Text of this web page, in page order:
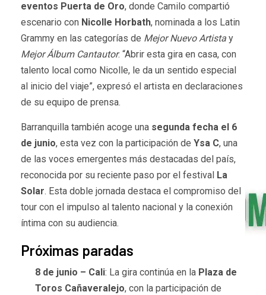
eventos Puerta de Oro, donde Camilo compartió
escenario con Nicolle Horbath, nominada a los Latin
Grammy en las categorías de Mejor Nuevo Artista y
Mejor Álbum Cantautor. “Abrir esta gira en casa, con
talento local como Nicolle, le da un sentido especial
al inicio del viaje”, expresó el artista en declaraciones
de su equipo de prensa.
Barranquilla también acoge una segunda fecha el 6
de junio, esta vez con la participación de Ysa C, una
de las voces emergentes más destacadas del país,
reconocida por su reciente paso por el festival La
Solar. Esta doble jornada destaca el compromiso del
tour con el impulso al talento nacional y la conexión
íntima con su audiencia.
Próximas paradas
8 de junio – Cali: La gira continúa en la Plaza de
Toros Cañaveralejo, con la participación de